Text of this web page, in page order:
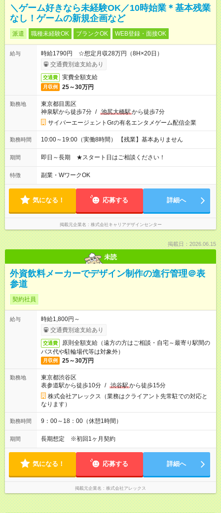
＼ゲーム好きなら未経験OK／10時始業＊基本残業
なし！ゲームの新規企画など
派遣 職種未経験OK ブランクOK WEB登録・面接OK
給与
時給1790円 ☆想定月収28万円（8H×20日）
交通費別途支給あり
交通費 実費全額支給
月収例 25～30万円
勤務地
東京都目黒区
神泉駅から徒歩7分 / 池尻大橋駅から徒歩7分
サイバーエージェントGrの有名エンタメゲーム配信企業
勤務時間 10:00～19:00（実働8時間） 【残業】基本ありません
期間 即日～長期 ★スタート日はご相談ください！
特徴 副業・WワークOK
気になる！ 応募する 詳細へ
掲載元企業名 株式会社キャリアデザインセンター
掲載日：2026.06.15
未読
外資飲料メーカーでデザイン制作の進行管理＠表
参道
契約社員
給与
時給1,800円～
交通費別途支給あり
交通費
原則全額支給（遠方の方はご相談・自宅～最寄り駅間の
バス代や駐輪場代等は対象外）
月収例 25～30万円
勤務地
東京都渋谷区
表参道駅から徒歩10分 / 渋谷駅から徒歩15分
株式会社アレックス（業務はクライアント先常駐での対応と
なります）
勤務時間 9：00～18：00（休憩1時間）
期間 長期想定 ※初回1ヶ月契約
気になる！ 応募する 詳細へ
掲載元企業名 株式会社アレックス